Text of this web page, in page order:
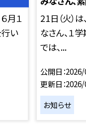
月１
行い
21日（火）
なさん、１
では、...
公開日
更新日
お知らせ